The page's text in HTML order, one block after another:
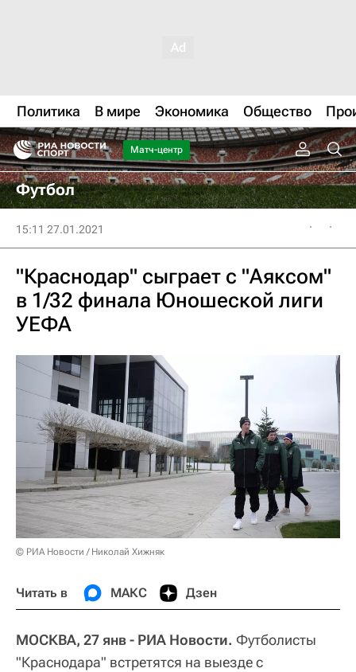
Политика В мире Экономика Общество
Матч-центр
Футбол
15:11 27.01.2021
"Краснодар" сыграет с "Аяксом"
в 1/32 финала Юношеской лиги
УЕФА
© РИА Новости / Николай Хижняк
Читать в МАКС Дзен
МОСКВА, 27 янв - РИА Новости. Футболисты
"Краснодара" встретятся на выезде с